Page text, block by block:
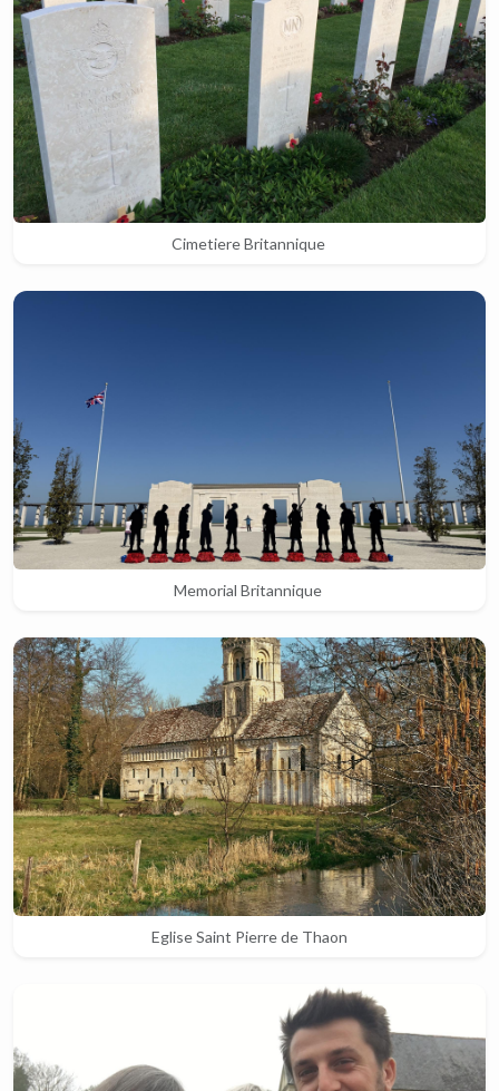
Cimetiere Britannique
Memorial Britannique
Eglise Saint Pierre de Thaon